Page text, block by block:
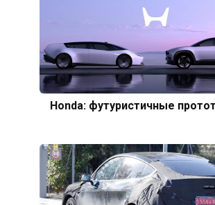
Honda: футуристичные